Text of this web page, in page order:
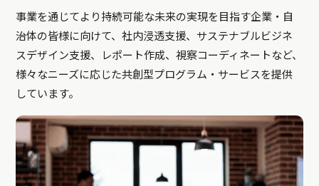
事業を通じてより持続可能な未来の実現を目指す企業・自
治体の皆様に向けて、社内浸透支援、サステナブルビジネ
スデザイン支援、レポート作成、視察コーディネートなど、
様々なニーズに応じた共創型プログラム・サービスを提供
しています。